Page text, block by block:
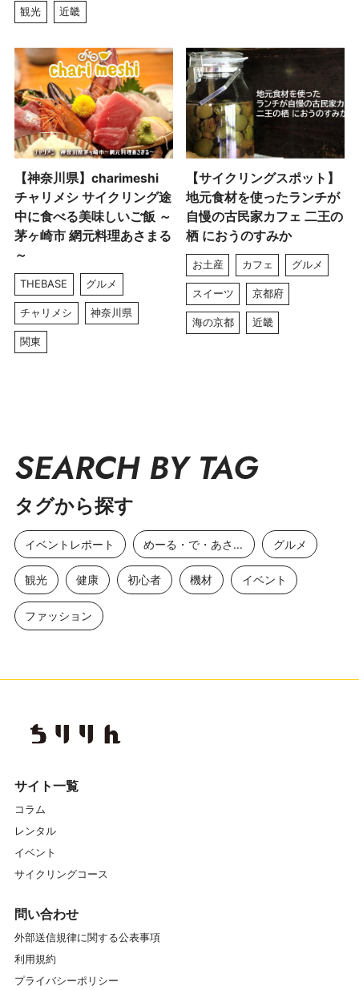
観光 近畿
【神奈川県】charimeshi
チャリメシ サイクリング途
中に食べる美味しいご飯 ～
茅ヶ崎市 網元料理あさまる
～
THEBASE グルメ
チャリメシ 神奈川県
関東
【サイクリングスポット】
地元食材を使ったランチが
自慢の古民家カフェ 二王の
栖 におうのすみか
お土産 カフェ グルメ
スイーツ 京都府
海の京都 近畿
SEARCH BY TAG
タグから探す
イベントレポート めーる・で・あさひ グルメ
観光 健康 初心者 機材 イベント
ファッション
サイト一覧
コラム
レンタル
イベント
サイクリングコース
問い合わせ
外部送信規律に関する公表事項
利用規約
プライバシーポリシー